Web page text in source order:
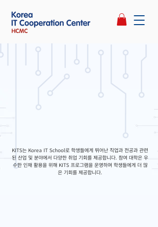
KITS는 Korea IT School로 학생들에게 뛰어난 직업과 전공과 관련
된 산업 및 분야에서 다양한 취업 기회를 제공합니다. 참여 대학은 우
수한 인재 활용을 위해 KITS 프로그램을 운영하며 학생들에게 더 많
은 기회를 제공합니다.